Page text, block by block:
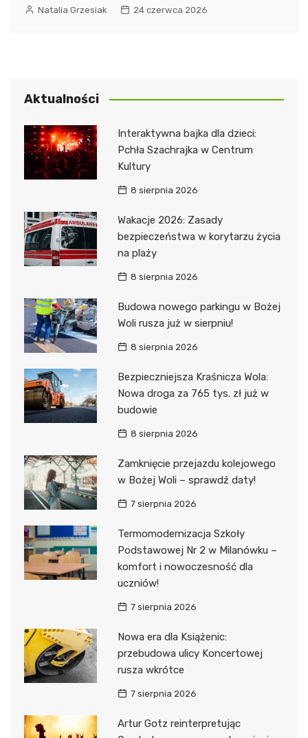
Natalia Grzesiak 24 czerwca 2026
Aktualności
Interaktywna bajka dla dzieci:
Pchła Szachrajka w Centrum
Kultury
8 sierpnia 2026
Wakacje 2026: Zasady
bezpieczeństwa w korytarzu życia
na plaży
8 sierpnia 2026
Budowa nowego parkingu w Bożej
Woli rusza już w sierpniu!
8 sierpnia 2026
Bezpieczniejsza Kraśnicza Wola:
Nowa droga za 765 tys. zł już w
budowie
8 sierpnia 2026
Zamknięcie przejazdu kolejowego
w Bożej Woli – sprawdź daty!
7 sierpnia 2026
Termomodernizacja Szkoły
Podstawowej Nr 2 w Milanówku –
komfort i nowoczesność dla
uczniów!
7 sierpnia 2026
Nowa era dla Książenic:
przebudowa ulicy Koncertowej
rusza wkrótce
7 sierpnia 2026
Artur Gotz reinterpretując